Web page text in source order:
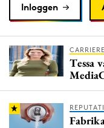
Inloggen
CARRIERE
Tessa